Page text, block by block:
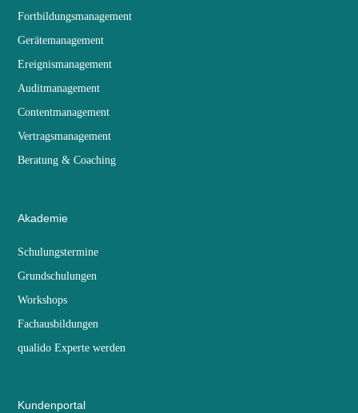
Fortbildungsmanagement
Gerätemanagement
Ereignismanagement
Auditmanagement
Contentmanagement
Vertragsmanagement
Beratung & Coaching
Akademie
Schulungstermine
Grundschulungen
Workshops
Fachausbildungen
qualido Experte werden
Kundenportal